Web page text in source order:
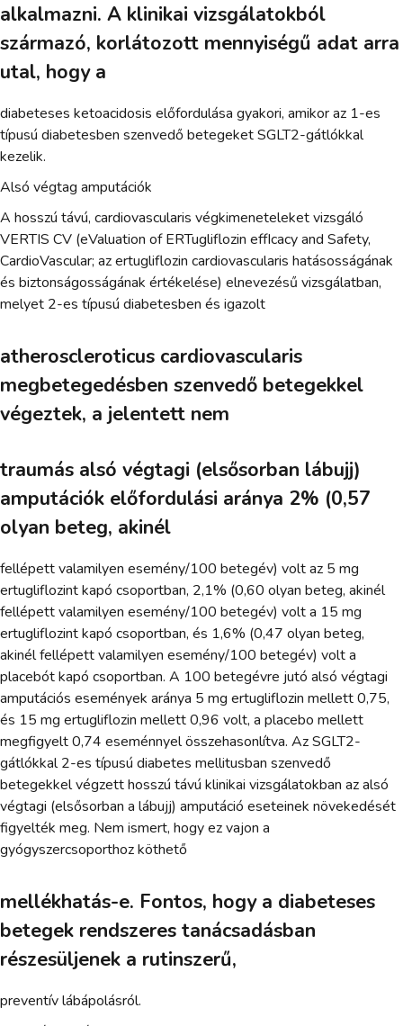
alkalmazni. A klinikai vizsgálatokból
származó, korlátozott mennyiségű adat arra
utal, hogy a
diabeteses ketoacidosis előfordulása gyakori, amikor az 1-es
típusú diabetesben szenvedő betegeket SGLT2-gátlókkal
kezelik.
Alsó végtag amputációk
A hosszú távú, cardiovascularis végkimeneteleket vizsgáló
VERTIS CV (eValuation of ERTugliflozin effIcacy and Safety,
CardioVascular; az ertugliflozin cardiovascularis hatásosságának
és biztonságosságának értékelése) elnevezésű vizsgálatban,
melyet 2-es típusú diabetesben és igazolt
atheroscleroticus cardiovascularis
megbetegedésben szenvedő betegekkel
végeztek, a jelentett nem
traumás alsó végtagi (elsősorban lábujj)
amputációk előfordulási aránya 2% (0,57
olyan beteg, akinél
fellépett valamilyen esemény/100 betegév) volt az 5 mg
ertugliflozint kapó csoportban, 2,1% (0,60 olyan beteg, akinél
fellépett valamilyen esemény/100 betegév) volt a 15 mg
ertugliflozint kapó csoportban, és 1,6% (0,47 olyan beteg,
akinél fellépett valamilyen esemény/100 betegév) volt a
placebót kapó csoportban. A 100 betegévre jutó alsó végtagi
amputációs események aránya 5 mg ertugliflozin mellett 0,75,
és 15 mg ertugliflozin mellett 0,96 volt, a placebo mellett
megfigyelt 0,74 eseménnyel összehasonlítva. Az SGLT2-
gátlókkal 2-es típusú diabetes mellitusban szenvedő
betegekkel végzett hosszú távú klinikai vizsgálatokban az alsó
végtagi (elsősorban a lábujj) amputáció eseteinek növekedését
figyelték meg. Nem ismert, hogy ez vajon a
gyógyszercsoporthoz köthető
mellékhatás-e. Fontos, hogy a diabeteses
betegek rendszeres tanácsadásban
részesüljenek a rutinszerű,
preventív lábápolásról.